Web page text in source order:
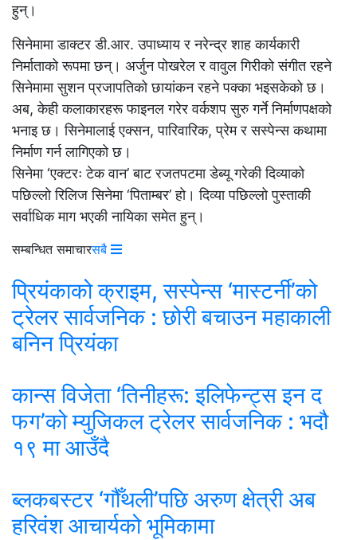
हुन्।
सिनेमामा डाक्टर डी.आर. उपाध्याय र नरेन्द्र शाह कार्यकारी
निर्माताको रूपमा छन्। अर्जुन पोखरेल र वावुल गिरीको संगीत रहने
सिनेमामा सुशन प्रजापतिको छायांकन रहने पक्का भइसकेको छ।
अब, केही कलाकारहरू फाइनल गरेर वर्कशप सुरु गर्ने निर्माणपक्षको
भनाइ छ। सिनेमालाई एक्सन, पारिवारिक, प्रेम र सस्पेन्स कथामा
निर्माण गर्न लागिएको छ।
सिनेमा ‘एक्टरः टेक वान’ बाट रजतपटमा डेब्यू गरेकी दिव्याको
पछिल्लो रिलिज सिनेमा ‘पिताम्बर’ हो। दिव्या पछिल्लो पुस्ताकी
सर्वाधिक माग भएकी नायिका समेत हुन्।
सम्बन्धित समाचारसबै
प्रियंकाको क्राइम, सस्पेन्स ‘मास्टर्नी’को
ट्रेलर सार्वजनिक : छोरी बचाउन महाकाली
बनिन प्रियंका
कान्स विजेता ‘तिनीहरू: इलिफेन्ट्स इन द
फग’को म्युजिकल ट्रेलर सार्वजनिक : भदौ
१९ मा आउँदै
ब्लकबस्टर ‘गौँथली’पछि अरुण क्षेत्री अब
हरिवंश आचार्यको भूमिकामा